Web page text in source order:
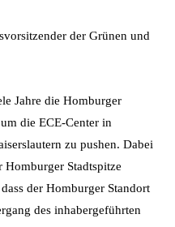
der Grünen und
Jahre die Homburger
die ECE-Center in
zu pushen. Dabei
Stadtspitze
der Homburger Standort
des inhabergeführten